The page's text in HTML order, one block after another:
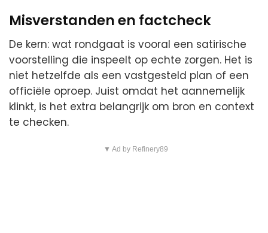
Misverstanden en factcheck
De kern: wat rondgaat is vooral een satirische
voorstelling die inspeelt op echte zorgen. Het is
niet hetzelfde als een vastgesteld plan of een
officiële oproep. Juist omdat het aannemelijk
klinkt, is het extra belangrijk om bron en context
te checken.
▼ Ad by Refinery89